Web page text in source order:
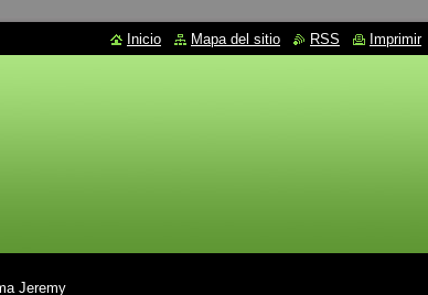
Jeremy
Inicio Mapa del sitio RSS Imprimir